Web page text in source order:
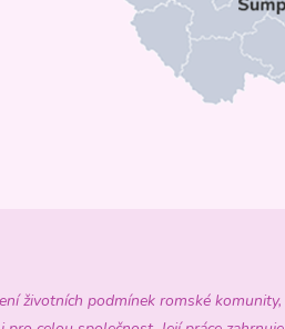
životních podmínek romské komunity,